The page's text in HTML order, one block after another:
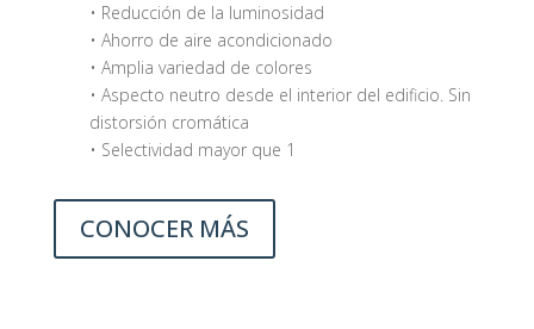
• Reducción de la luminosidad
• Ahorro de aire acondicionado
• Amplia variedad de colores
• Aspecto neutro desde el interior del edificio. Sin
distorsión cromática
• Selectividad mayor que 1
CONOCER MÁS